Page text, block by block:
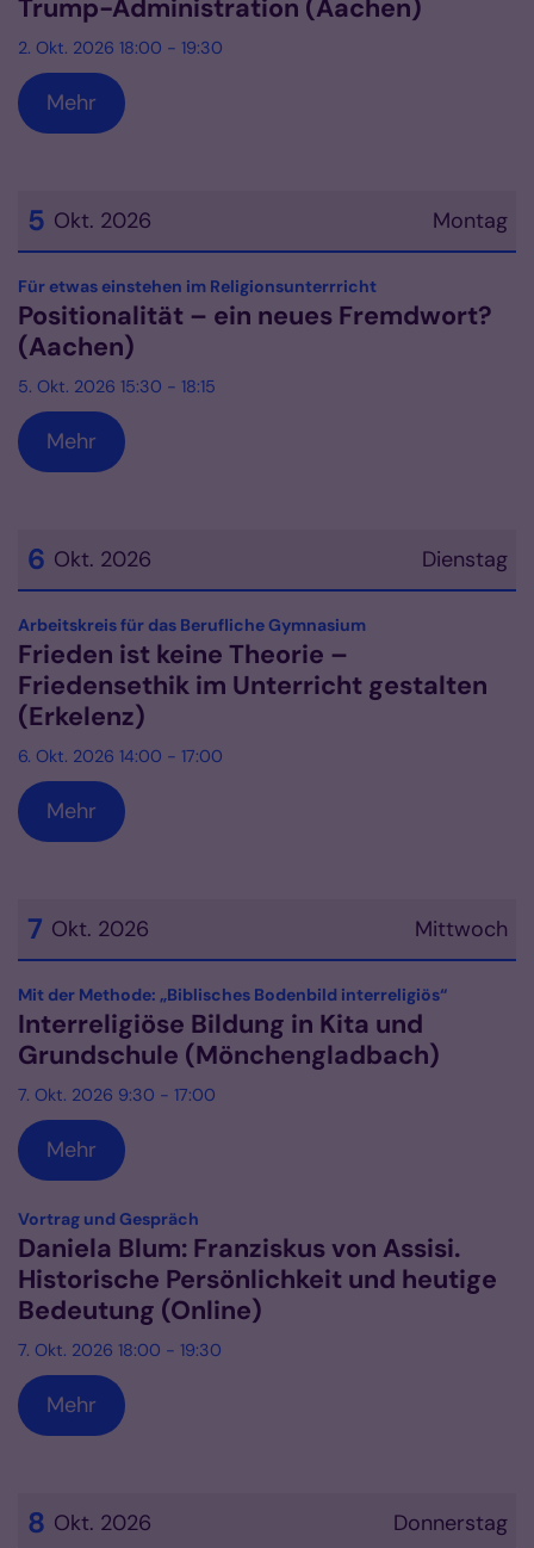
Trump-Administration (Aachen)
2. Okt. 2026 18:00 - 19:30
Mehr
Montag
5 Okt. 2026
Datum: 5. Oktober 2026
Für etwas einstehen im Religionsunterrricht:
Positionalität – ein neues Fremdwort?
(Aachen)
5. Okt. 2026 15:30 - 18:15
Mehr
Dienstag
6 Okt. 2026
Datum: 6. Oktober 2026
Arbeitskreis für das Berufliche Gymnasium:
Frieden ist keine Theorie –
Friedensethik im Unterricht gestalten
(Erkelenz)
6. Okt. 2026 14:00 - 17:00
Mehr
Mittwoch
7 Okt. 2026
Datum: 7. Oktober 2026
Mit der Methode: „Biblisches Bodenbild interreligiös“:
Interreligiöse Bildung in Kita und
Grundschule (Mönchengladbach)
7. Okt. 2026 9:30 - 17:00
Mehr
Vortrag und Gespräch
Daniela Blum: Franziskus von Assisi.
Historische Persönlichkeit und heutige
Bedeutung (Online)
7. Okt. 2026 18:00 - 19:30
Mehr
Donnerstag
8 Okt. 2026